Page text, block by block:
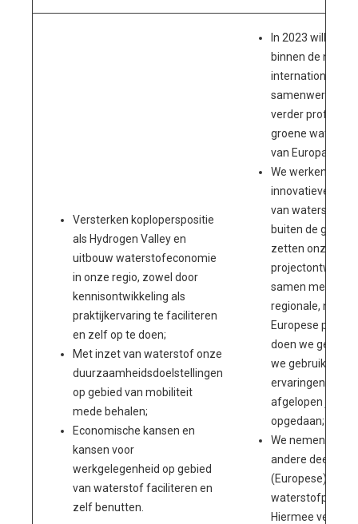
Versterken koploperspositie
als Hydrogen Valley en
uitbouw waterstofeconomie
in onze regio, zowel door
kennisontwikkeling als
praktijkervaring te faciliteren
en zelf op te doen;
Met inzet van waterstof onze
duurzaamheidsdoelstellingen
op gebied van mobiliteit
mede behalen;
Economische kansen en
kansen voor
werkgelegenheid op gebied
van waterstof faciliteren en
zelf benutten.
In 2023 willen
binnen de
internationale
verder profileren
groene
van Europa;
We werken aan
innovatieve
van waterstof
buiten de
zetten onze
samen met onze
regionale,
Europese
doen we gericht,
we gebruik
ervaringen die de
afgelopen jaren
opgedaan;
We nemen
andere deel aan
(Europese)
Hiermee